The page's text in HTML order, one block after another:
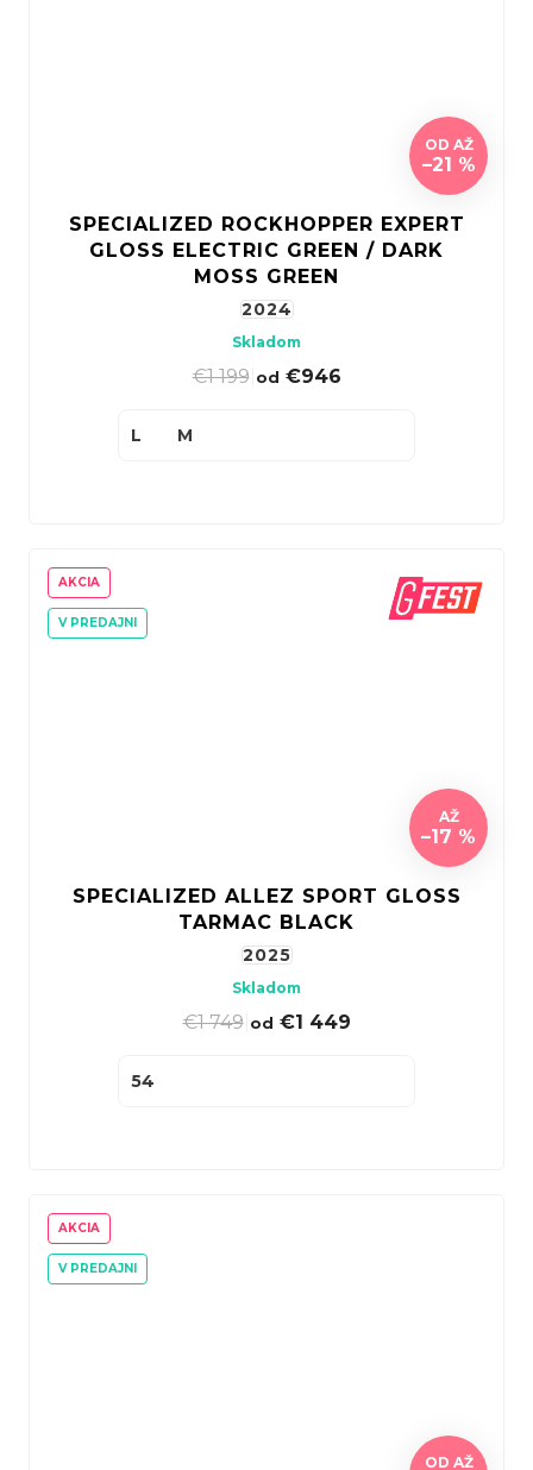
OD AŽ
–21 %
SPECIALIZED ROCKHOPPER EXPERT
GLOSS ELECTRIC GREEN / DARK
MOSS GREEN
2024
Skladom
€1 199| od €946
L M
AKCIA
V PREDAJNI
AŽ
–17 %
SPECIALIZED ALLEZ SPORT GLOSS
TARMAC BLACK
2025
Skladom
€1 749| od €1 449
54
AKCIA
V PREDAJNI
OD AŽ